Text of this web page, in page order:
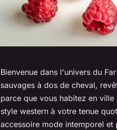
Bienvenue dans l'univers du
sauvages à dos de cheval,
parce que vous habitez en
style western à votre tenue
accessoire mode intemporel